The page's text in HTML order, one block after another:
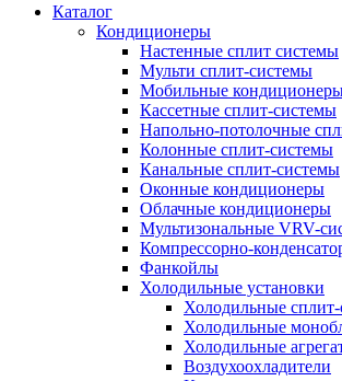
Каталог
Кондиционеры
Настенные сплит системы
Мульти сплит-системы
Мобильные
Кассетные сплит-системы
Напольно-потолочные
Колонные сплит-системы
Канальные сплит-системы
Оконные кондиционеры
Облачные кондиционеры
Мультизональные VRV-
Компрессорно-
Фанкойлы
Холодильные установки
Холодильные
Холодильные
Холодильные
Воздухоохладители